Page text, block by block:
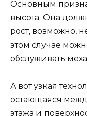
Основным
высота. Она
рост, возможно,
этом случае
обслуживать
А вот узкая
остающаяся
этажа и